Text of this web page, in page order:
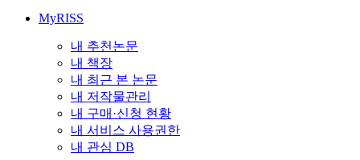
MyRISS
내 추천논문
내 책장
내 최근 본 논문
내 저작물관리
내 구매·신청 현황
내 서비스 사용권한
내 관심 DB